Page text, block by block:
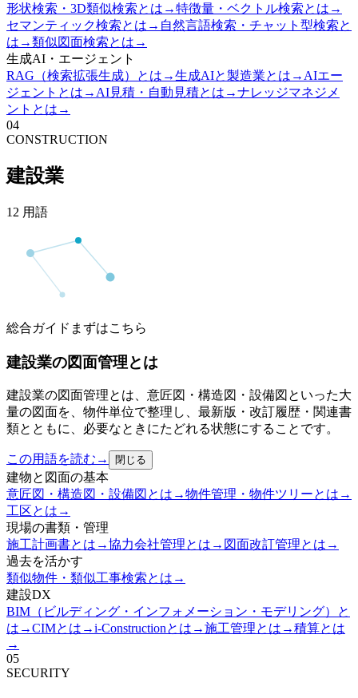
形状検索・3D類似検索とは →特徴量・ベクトル検索とは →
セマンティック検索とは → 自然言語検索・チャット型検索と
は →類似図面検索とは →
生成AI・エージェント
RAG（検索拡張生成）とは →生成AIと製造業とは → AIエー
ジェントとは → AI見積・自動見積とは →ナレッジマネジメ
ントとは →
04
CONSTRUCTION
建設業
12 用語
総合ガイド まずはこちら
建設業の図面管理とは
建設業の図面管理とは、意匠図・構造図・設備図といった大
量の図面を、物件単位で整理し、最新版・改訂履歴・関連書
類とともに、必要なときにたどれる状態にすることです。
この用語を読む → 閉じる
建物と図面の基本
意匠図・構造図・設備図とは →物件管理・物件ツリーとは →
工区とは →
現場の書類・管理
施工計画書とは →協力会社管理とは → 図面改訂管理とは →
過去を活かす
類似物件・類似工事検索とは →
建設DX
BIM（ビルディング・インフォメーション・モデリング）と
は →CIMとは →i-Constructionとは →施工管理とは →積算とは
→
05
SECURITY